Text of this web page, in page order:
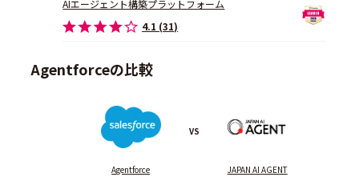
AIエージェント構築プラットフォーム
4.1 (31)
Agentforceの比較
Agentforce
VS
JAPAN AI AGENT